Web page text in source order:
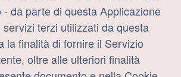
da parte di questa Applicazione
terzi utilizzati da questa
la finalità di fornire il Servizio
oltre alle ulteriori finalità